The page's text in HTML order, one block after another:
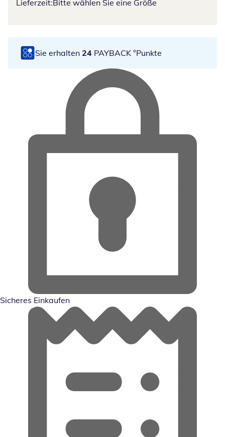
Lieferzeit:Bitte wählen Sie eine Größe
Sie erhalten 24 PAYBACK °Punkte
Sicheres Einkaufen